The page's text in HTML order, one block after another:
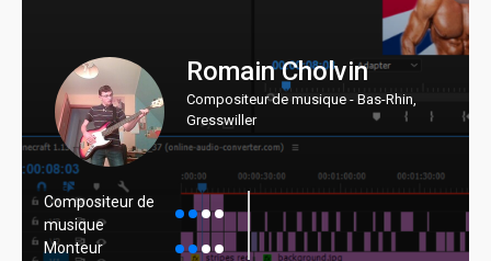
Romain Cholvin
Compositeur de musique - Bas-Rhin,
Gresswiller
Compositeur de
musique
Monteur